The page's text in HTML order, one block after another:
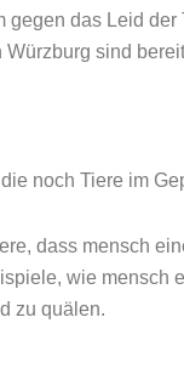
das Leid
sind
noch Tiere im
dass mensch
wie mensch
zu quälen.